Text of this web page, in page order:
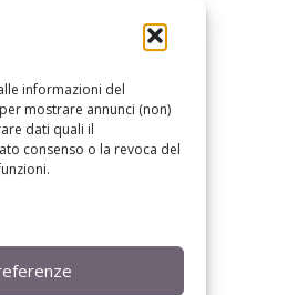
informazioni del
mostrare annunci (non)
dati quali il
consenso o la revoca del
di
e